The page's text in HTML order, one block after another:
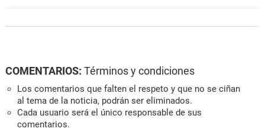
COMENTARIOS: Términos y condiciones
Los comentarios que falten el respeto y que no se ciñan
al tema de la noticia, podrán ser eliminados.
Cada usuario será el único responsable de sus
comentarios.